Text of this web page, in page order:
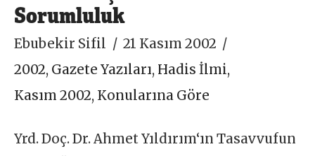
Sorumluluk
Ebubekir Sifil
21 Kasım 2002
2002, Gazete Yazıları, Hadis İlmi,
Kasım 2002, Konularına Göre
Yrd. Doç. Dr. Ahmet Yıldırım‘ın Tasavvufun